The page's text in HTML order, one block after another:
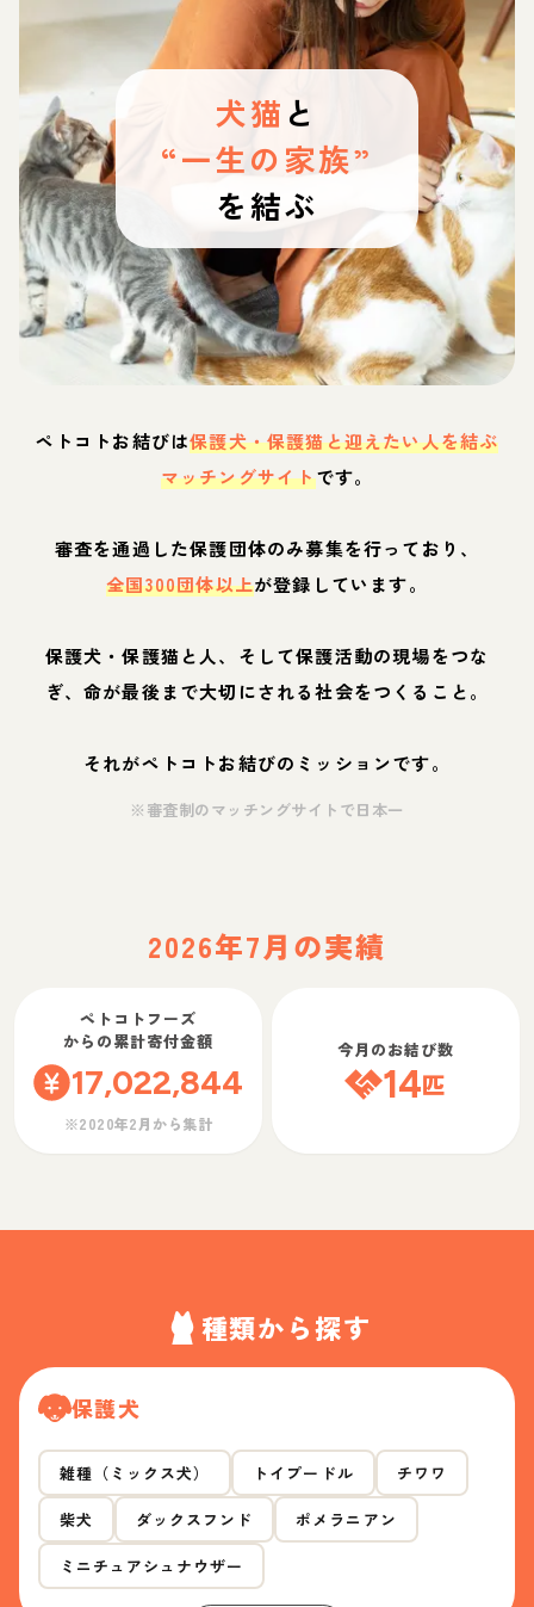
犬猫 と
“一生の家族”
を結ぶ
ペトコトお結びは保護犬・保護猫と迎えたい人を結ぶ
マッチングサイトです。
審査を通過した保護団体のみ募集を行っており、
全国300団体以上が登録しています。
保護犬・保護猫と人、そして保護活動の現場をつな
ぎ、命が最後まで大切にされる社会をつくること。
それがペトコトお結びのミッションです。
※審査制のマッチングサイトで日本一
2026年7月の実績
ペトコトフーズ
からの累計寄付金額
17,022,844
※2020年2月から集計
今月のお結び数
14匹
種類から探す
保護犬
雑種（ミックス犬） トイプードル チワワ
柴犬 ダックスフンド ポメラニアン
ミニチュアシュナウザー